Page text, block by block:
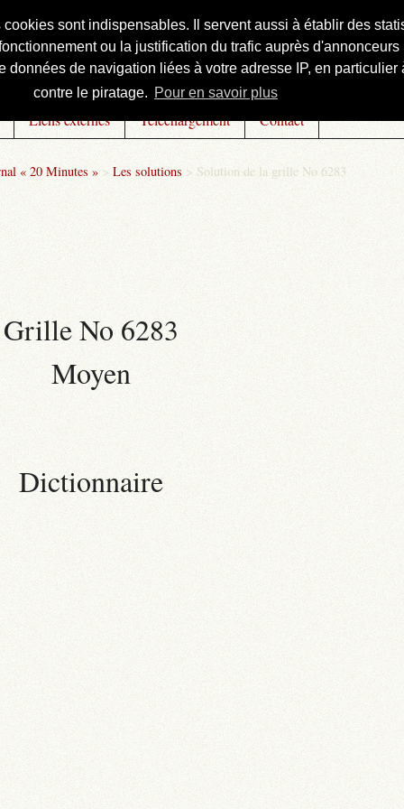
sont indispensables. Il servent aussi à établir des
ou la justification du trafic auprès
de navigation liées à votre adresse IP, en
contre le piratage. Pour en savoir plus
Liens externes Téléchargement Contact
« 20 Minutes » > Les solutions > Solution de la grille No 6283
Grille No 6283
Moyen
Dictionnaire